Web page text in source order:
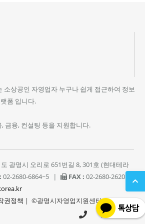
소상공인 자영업자 누구나 쉽게 접근하여 정보
폼 입니다.
금융, 컨설팅 등을 지원합니다.
광명시 오리로 651번길 8, 301호 (현대테라
02-2680-6864~5 | FAX : 02-2680-2620
권정책 | ©광명시자영업지원센터